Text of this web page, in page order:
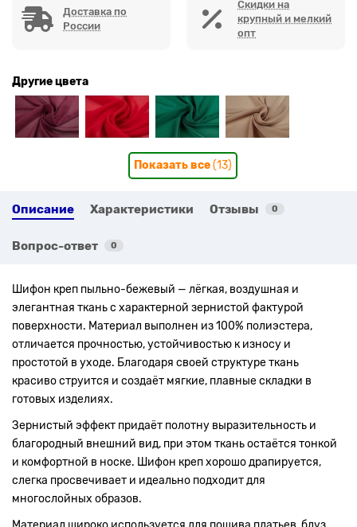
Доставка по
России
Скидки на
крупный и мелкий
опт
Другие цвета
Показать все(13)
Описание Характеристики Отзывы 0
Вопрос-ответ 0
Шифон креп пыльно-бежевый — лёгкая, воздушная и
элегантная ткань с характерной зернистой фактурой
поверхности. Материал выполнен из 100% полиэстера,
отличается прочностью, устойчивостью к износу и
простотой в уходе. Благодаря своей структуре ткань
красиво струится и создаёт мягкие, плавные складки в
готовых изделиях.
Зернистый эффект придаёт полотну выразительность и
благородный внешний вид, при этом ткань остаётся тонкой
и комфортной в носке. Шифон креп хорошо драпируется,
слегка просвечивает и идеально подходит для
многослойных образов.